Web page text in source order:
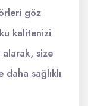
göz
kalitenizi
size
sağlıklı